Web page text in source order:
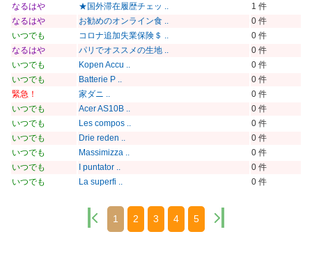
なるはや
★国外滞在履歴チェッ ..
1 件
なるはや
お勧めのオンライン食 ..
0 件
いつでも
コロナ追加失業保険＄ ..
0 件
なるはや
パリでオススメの生地 ..
0 件
いつでも
Kopen Accu ..
0 件
いつでも
Batterie P ..
0 件
緊急！
家ダニ ..
0 件
いつでも
Acer AS10B ..
0 件
いつでも
Les compos ..
0 件
いつでも
Drie reden ..
0 件
いつでも
Massimizza ..
0 件
いつでも
I puntator ..
0 件
いつでも
La superfi .. 0 件
1 2 3 4 5